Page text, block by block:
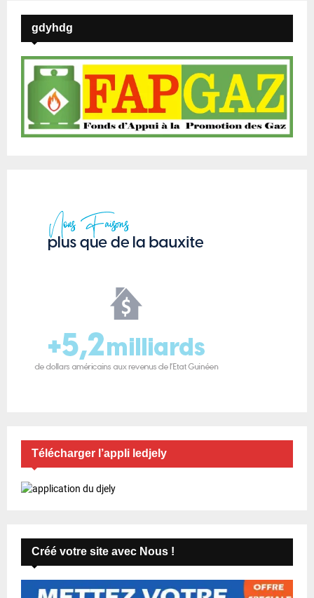
gdyhdg
Télécharger l’appli ledjely
Créé votre site avec Nous !